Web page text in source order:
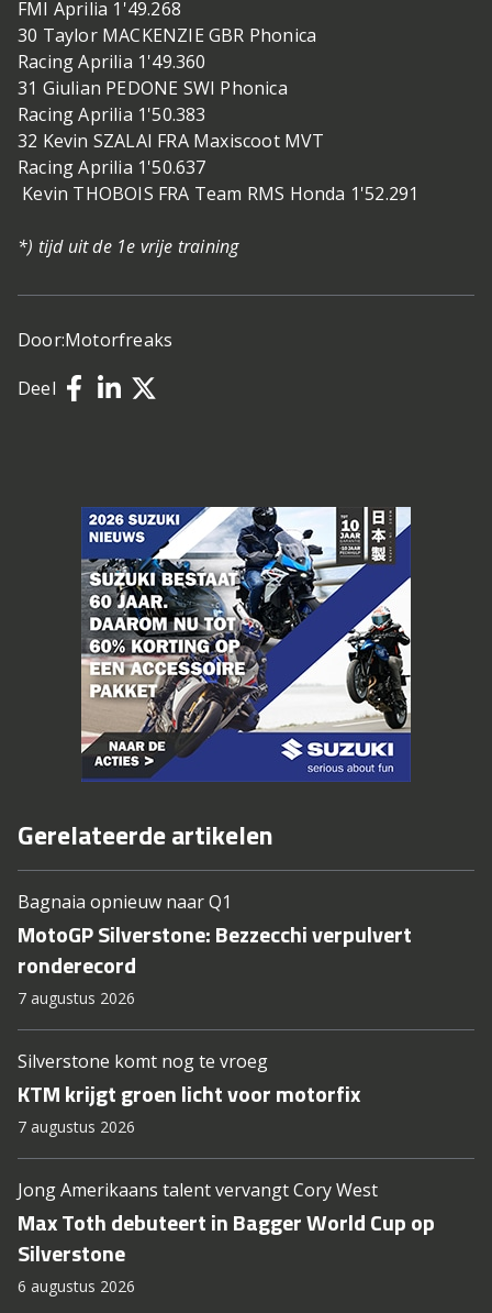
FMI Aprilia 1'49.268
30 Taylor MACKENZIE GBR Phonica
Racing Aprilia 1'49.360
31 Giulian PEDONE SWI Phonica
Racing Aprilia 1'50.383
32 Kevin SZALAI FRA Maxiscoot MVT
Racing Aprilia 1'50.637
Kevin THOBOIS FRA Team RMS Honda 1'52.291
*) tijd uit de 1e vrije training
Door:Motorfreaks
Deel
Gerelateerde artikelen
Bagnaia opnieuw naar Q1
MotoGP Silverstone: Bezzecchi verpulvert
ronderecord
7 augustus 2026
Silverstone komt nog te vroeg
KTM krijgt groen licht voor motorfix
7 augustus 2026
Jong Amerikaans talent vervangt Cory West
Max Toth debuteert in Bagger World Cup op
Silverstone
6 augustus 2026